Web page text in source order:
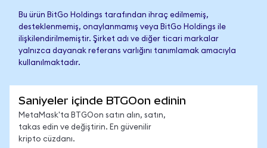
Bu ürün BitGo Holdings tarafından ihraç edilmemiş,
desteklenmemiş, onaylanmamış veya BitGo Holdings ile
ilişkilendirilmemiştir. Şirket adı ve diğer ticari markalar
yalnızca dayanak referans varlığını tanımlamak amacıyla
kullanılmaktadır.
Saniyeler içinde BTGOon edinin
MetaMask'ta BTGOon satın alın, satın,
takas edin ve değiştirin. En güvenilir
kripto cüzdanı.